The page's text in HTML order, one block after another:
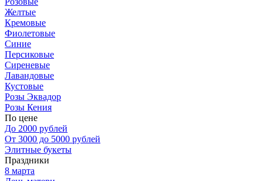
Желтые
Кремовые
Фиолетовые
Синие
Персиковые
Сиреневые
Лавандовые
Кустовые
Розы Эквадор
Розы Кения
По цене
До 2000 рублей
От 3000 до 5000 рублей
Элитные букеты
Праздники
8 марта